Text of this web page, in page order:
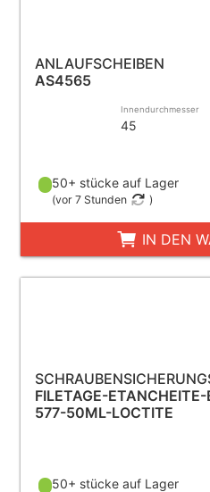
ANLAUFSCHEIBEN
AS4565
Innendurchmesser
45
50+ stücke auf Lager
(vor 7 Stunden )
IN DEN
FILETAGE-
577-50ML-LOCTITE
50+ stücke auf Lager